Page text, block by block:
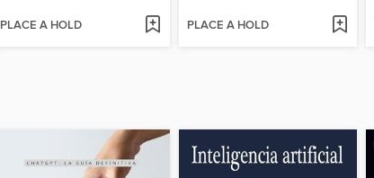
PLACE A HOLD PLACE A HOLD